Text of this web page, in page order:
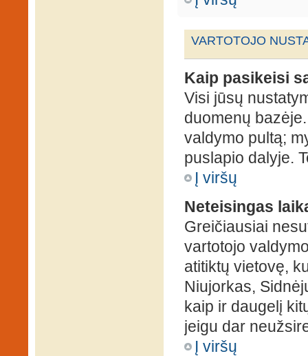
VARTOTOJO
Kaip pasikeisi
Visi jūsų
duomenų
valdymo pultą;
puslapio dalyje.
Į viršų
Neteisingas
Greičiausiai
vartotojo
atitiktų vietovę,
Niujorkas,
kaip ir daugelį
jeigu dar
Į viršų